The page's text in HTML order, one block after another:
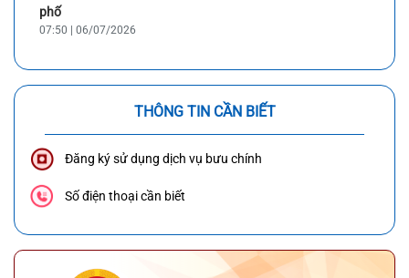
phố
07:50 | 06/07/2026
THÔNG TIN CẦN BIẾT
Đăng ký sử dụng dịch vụ bưu chính
Số điện thoại cần biết